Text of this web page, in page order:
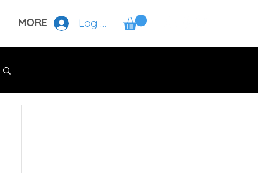
MORE Log In